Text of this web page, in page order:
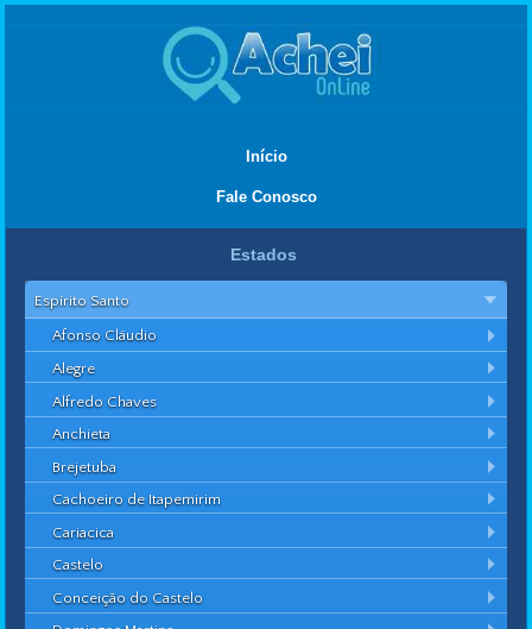
Início
Fale Conosco
Estados
Espírito Santo
Afonso Cláudio
Alegre
Alfredo Chaves
Anchieta
Brejetuba
Cachoeiro de Itapemirim
Cariacica
Castelo
Conceição do Castelo